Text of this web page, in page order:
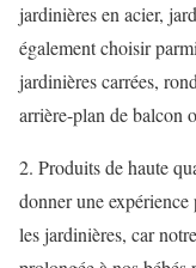
jardinières en acier,
également choisir
jardinières carrées,
arrière-plan de balcon
2. Produits de haute
donner une
les jardinières, car